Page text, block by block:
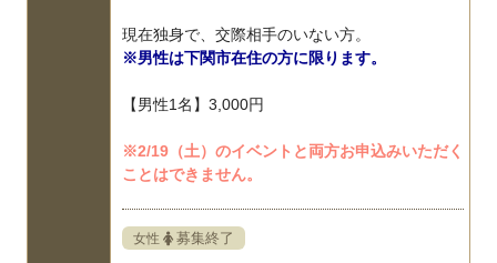
現在独身で、交際相手のいない方。
※男性は下関市在住の方に限ります。
【男性1名】3,000円
※2/19（土）のイベントと両方お申込みいただく
ことはできません。
女性 募集終了